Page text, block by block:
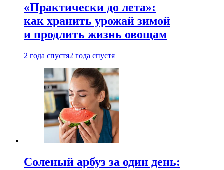
«Практически до лета»:
как хранить урожай зимой
и продлить жизнь овощам
2 года спустя2 года спустя
Соленый арбуз за один день: